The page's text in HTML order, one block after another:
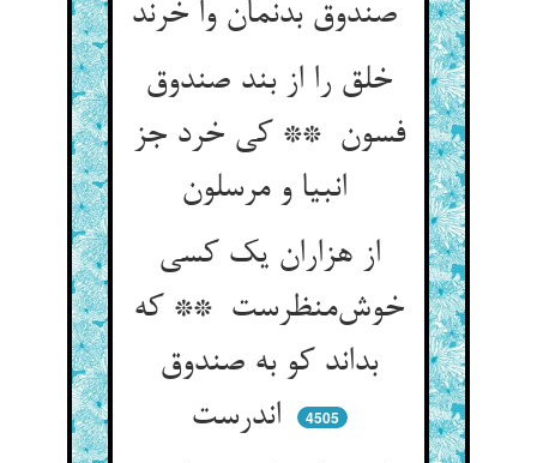
خلق را از بند صندوق
فسون ** کی خرد جز
از هزاران یک کسی
خوش‌منظرست ** که
بداند کو به صندوق
اندرست
4505